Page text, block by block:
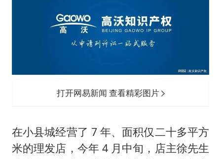
《欢迎来龙餐馆》口碑
白海豚将正面袭击贯穿浙江
酒店回应车内过夜被收150元
商场现钱学森巨幅海报 负责人回应
乐享全民健身 共筑健康中国
打开网易新闻 查看精彩图片
在小县城经营了 7 年、面积仅二十多平方
米的理发店，今年 4 月中旬，店主徐先生